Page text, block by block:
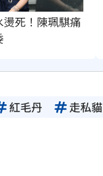
死！陳珮騏痛
紅毛丹 走私貓